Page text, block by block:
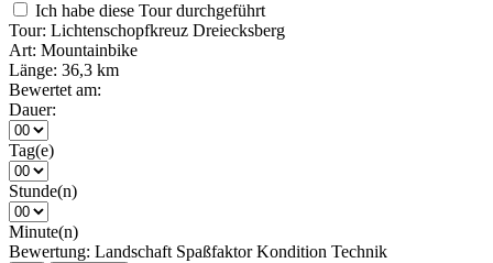
Ich habe diese Tour durchgeführt
Tour: Lichtenschopfkreuz Dreiecksberg
Art: Mountainbike
Länge: 36,3 km
Bewertet am:
Dauer:
Tag(e)
Stunde(n)
Minute(n)
Bewertung: Landschaft Spaßfaktor Kondition Technik